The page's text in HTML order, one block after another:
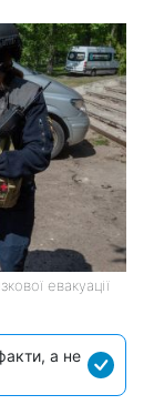
евакуації
а не